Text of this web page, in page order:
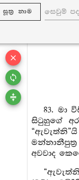
සූත්‍ර නාම
83. මා
සිටුහුගේ
අවවාද